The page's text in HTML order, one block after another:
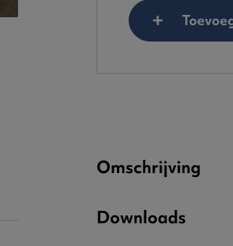
Omschrijving
Downloads